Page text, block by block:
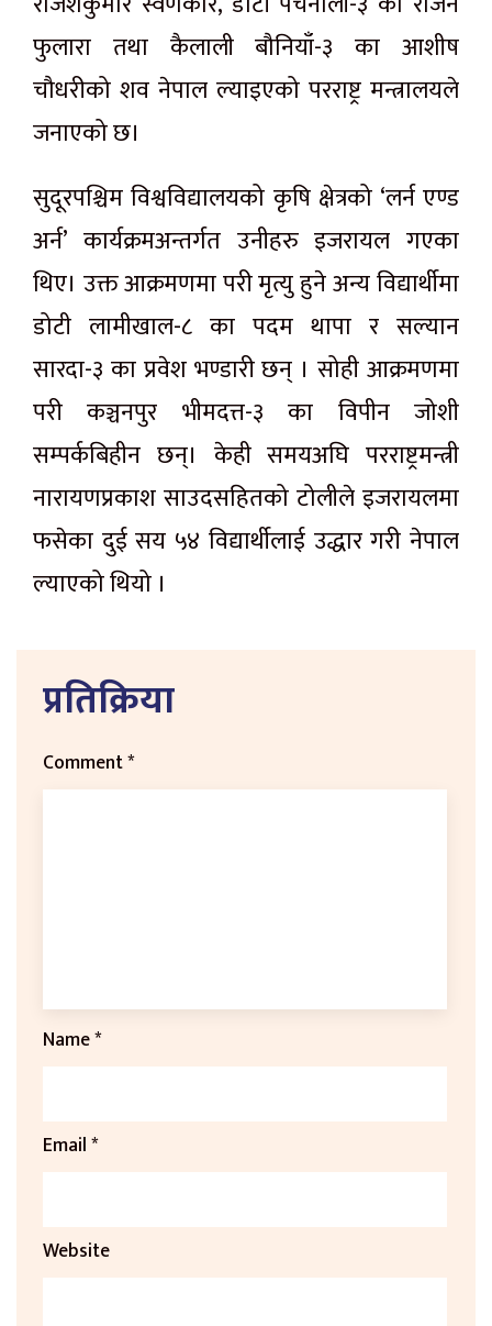
फुलारा तथा कैलाली बौनियाँ-३ का आशीष
चौधरीको शव नेपाल ल्याइएको परराष्ट्र मन्त्रालयले
जनाएको छ।
सुदूरपश्चिम विश्वविद्यालयको कृषि क्षेत्रको ‘लर्न एण्ड
अर्न’ कार्यक्रमअन्तर्गत उनीहरु इजरायल गएका
थिए। उक्त आक्रमणमा परी मृत्यु हुने अन्य विद्यार्थीमा
डोटी लामीखाल-८ का पदम थापा र सल्यान
सारदा-३ का प्रवेश भण्डारी छन् । सोही आक्रमणमा
परी कञ्चनपुर भीमदत्त-३ का विपीन जोशी
सम्पर्कबिहीन छन्। केही समयअघि परराष्ट्रमन्त्री
नारायणप्रकाश साउदसहितको टोलीले इजरायलमा
फसेका दुई सय ५४ विद्यार्थीलाई उद्धार गरी नेपाल
ल्याएको थियो ।
प्रतिक्रिया
Comment*
Name*
Email*
Website